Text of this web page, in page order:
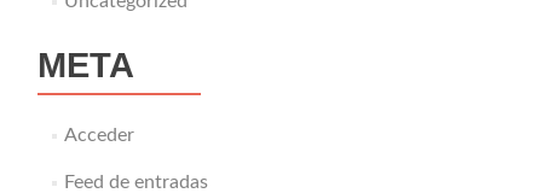
META
Acceder
Feed de entradas